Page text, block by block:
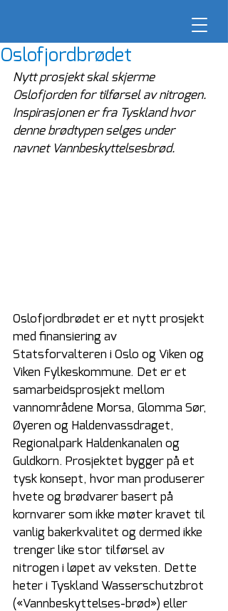
Oslofjordbrødet
Nytt prosjekt skal skjerme
Oslofjorden for tilførsel av nitrogen.
Inspirasjonen er fra Tyskland hvor
denne brødtypen selges under
navnet Vannbeskyttelsesbrød.
Oslofjordbrødet er et nytt prosjekt
med finansiering av
Statsforvalteren i Oslo og Viken og
Viken Fylkeskommune. Det er et
samarbeidsprosjekt mellom
vannområdene Morsa, Glomma Sør,
Øyeren og Haldenvassdraget,
Regionalpark Haldenkanalen og
Guldkorn. Prosjektet bygger på et
tysk konsept, hvor man produserer
hvete og brødvarer basert på
kornvarer som ikke møter kravet til
vanlig bakerkvalitet og dermed ikke
trenger like stor tilførsel av
nitrogen i løpet av veksten. Dette
heter i Tyskland Wasserschutzbrot
(«Vannbeskyttelses-brød») eller